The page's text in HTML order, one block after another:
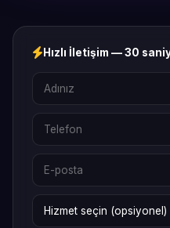
Hızlı İletişim — 30